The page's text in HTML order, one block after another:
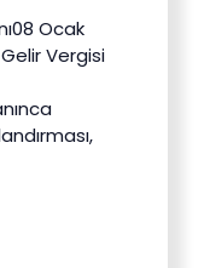
Ocak
Gelir Vergisi